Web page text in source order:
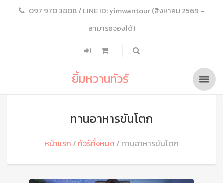
097 970 3808 / LINE ID: yimwantour (สิงหาคม 2569 –
สามารถจองได้)
ยิ้มหวานทัวร์
ทานอาหารขันโตก
หน้าแรก ทัวร์ทั้งหมด ทานอาหารขันโตก